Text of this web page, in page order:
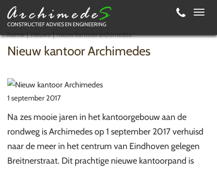
CONSTRUCTIEF ADVIES EN ENGINEERING
home nieuws nieuw kantoor archimedes
Nieuw kantoor Archimedes
1 september 2017
Na zes mooie jaren in het kantoorgebouw aan de
rondweg is Archimedes op 1 september 2017 verhuisd
naar de meer in het centrum van Eindhoven gelegen
Breitnerstraat. Dit prachtige nieuwe kantoorpand is